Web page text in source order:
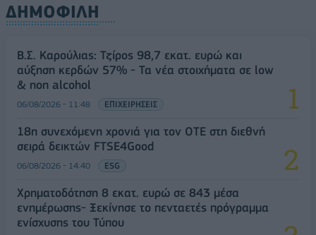
ΔΗΜΟΦΙΛΗ
Β.Σ. Καρούλιας: Τζίρος 98,7 εκατ. ευρώ και
αύξηση κερδών 57% - Τα νέα στοιχήματα σε low
& non alcohol
06/08/2026 - 11:48 ΕΠΙΧΕΙΡΗΣΕΙΣ
18η συνεχόμενη χρονιά για τον ΟΤΕ στη διεθνή
σειρά δεικτών FTSE4Good
06/08/2026 - 14:40 ESG
Χρηματοδότηση 8 εκατ. ευρώ σε 843 μέσα
ενημέρωσης- Ξεκίνησε το πενταετές πρόγραμμα
ενίσχυσης του Τύπου